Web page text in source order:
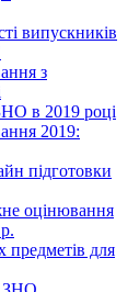
випускників
з
в 2019 році
2019:
підготовки
оцінювання
предметів для